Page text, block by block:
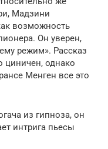
Мадзини
возможность
Он уверен,
режим». Рассказ
циничен, однако
Менген все это
из гипноза, он
интрига пьесы